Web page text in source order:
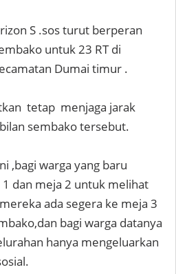
S .sos turut berperan
untuk 23 RT di
Dumai timur .
tetap menjaga jarak
sembako tersebut.
,bagi warga yang baru
dan meja 2 untuk melihat
ada segera ke meja 3
bagi warga datanya
hanya mengeluarkan